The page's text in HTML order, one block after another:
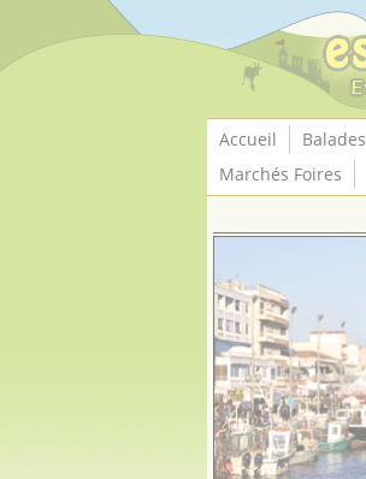
Accueil Balades
Marchés Foires
Panneau de gestion des cookies